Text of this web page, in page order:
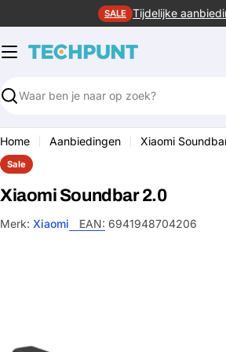
naar
inhoud
SALE Tijdelijke
Zoeken
Home Aanbiedingen Xiaomi
Sale
Xiaomi Soundbar 2.0
Merk: Xiaomi EAN: 6941948704206